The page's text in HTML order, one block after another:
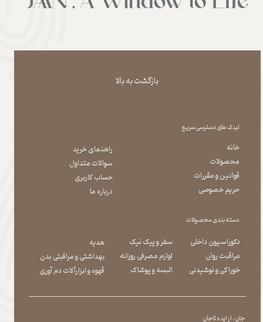
بازگشت به بالا
لینک های دسترسی سریع
دسته بندی محصولات
خانه
محصولات
قوانین و مقررات
حریم خصوصی
راهنمای خرید
سوالات متداول
حساب کاربری
درباره ما
دکوراسیون داخلی
مراقبت روان
​​​​​​​خوراکی و نوشیدنی
سفر و پیک نیک
لوازم مصرفی روزانه
​​​​​​​البسه و پوشاک
هدیه
بهداشتی و مراقبتی بدن
​​​​​​​قهوه و ابزارآلات دم آوری
جان ، از ایده تا جان